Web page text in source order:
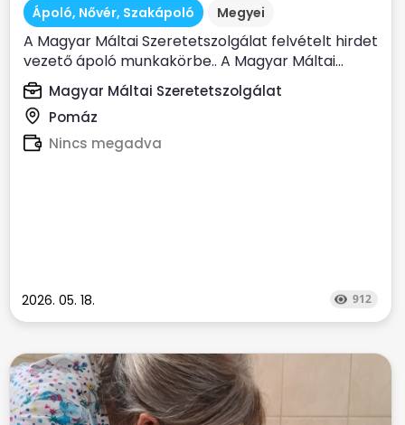
Ápoló, Nővér, Szakápoló Megyei
A Magyar Máltai Szeretetszolgálat felvételt hirdet
vezető ápoló munkakörbe.. A Magyar Máltai...
Magyar Máltai Szeretetszolgálat
Pomáz
Nincs megadva
2026. 05. 18. 912